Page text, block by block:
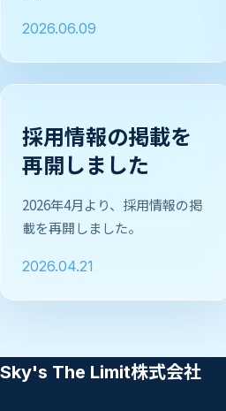
2026.06.09
採用情報の掲載を
再開しました
2026年4月より、採用情報の掲
載を再開しました。
2026.04.21
Sky's The Limit株式会社